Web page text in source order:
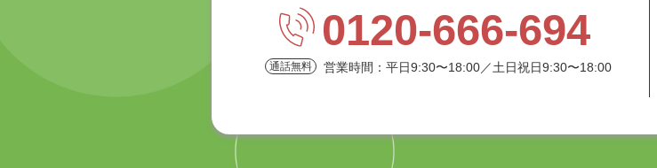
0120-666-694
営業時間：平日9:30〜18:00／土日祝日9:30〜18:00